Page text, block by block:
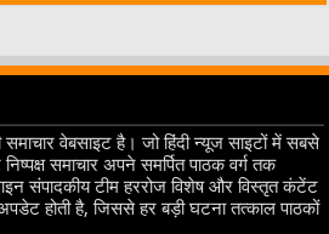
वेबसाइट है। जो हिंदी न्यूज साइटों में सबसे
समाचार अपने समर्पित पाठक वर्ग तक
संपादकीय टीम हररोज विशेष और विस्तृत कंटेंट
होती है, जिससे हर बड़ी घटना तत्काल पाठकों